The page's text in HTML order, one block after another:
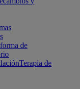
de
Terapia de